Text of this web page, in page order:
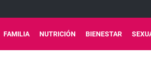
FAMILIA NUTRICIÓN BIENESTAR